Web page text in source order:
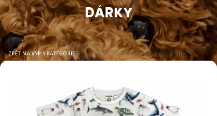
DÁRKY
ZPĚT NA VÝPIS KATEGORIE